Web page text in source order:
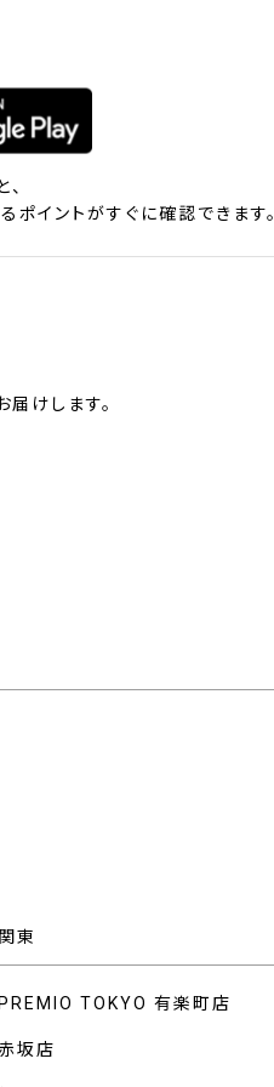
イントがすぐに確認できます。
けします。
関東
PREMIO TOKYO 有楽町店
坂店